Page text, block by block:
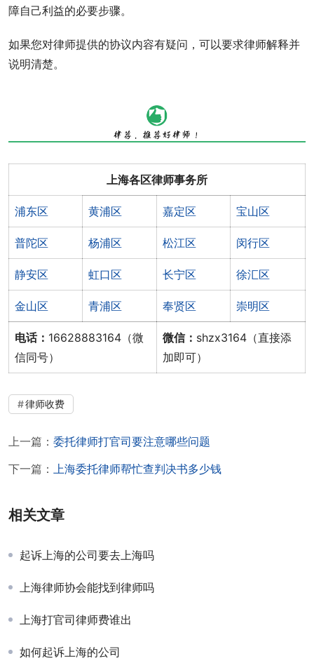
障自己利益的必要步骤。
如果您对律师提供的协议内容有疑问，可以要求律师解释并
说明清楚。
上海各区律师事务所
浦东区 黄浦区 嘉定区 宝山区
普陀区 杨浦区 松江区 闵行区
静安区 虹口区 长宁区 徐汇区
金山区 青浦区 奉贤区 崇明区
电话： 16628883164（微
信同号）
微信： shzx3164（直接添
加即可）
律师收费
上一篇： 委托律师打官司要注意哪些问题
下一篇：
上海委托律师帮忙查判决书多少钱
相关文章
起诉上海的公司要去上海吗
上海律师协会能找到律师吗
上海打官司律师费谁出
如何起诉上海的公司